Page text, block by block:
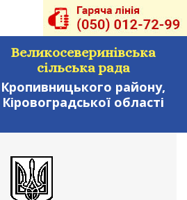
Великосеверинівська
сільська рада
Кропивницького району,
Кіровоградської області